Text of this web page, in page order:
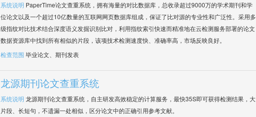
系统说明 PaperTime论文查重系统，拥有海量的对比数据库，总收录超过9000万的学术期刊和学
位论文以及一个超过10亿数量的互联网网页数据库组成，保证了比对源的专业性和广泛性。采用多
级指纹对比技术结合深度语义发掘识别比对，利用指纹索引快速而精准地在云检测服务部署的论文
数据资源库中找到所有相似的片段，该项技术检测速度快、准确率高，市场反映良好。
检查范围 毕业论文、期刊发表
龙源期刊论文查重系统
系统说明 龙源期刊论文查重系统，自主研发高效稳定的计算服务，最快35S即可获得检测结果，大
片段、长短句，不遗漏一处相似，区分论文中的正确引用参考文献。